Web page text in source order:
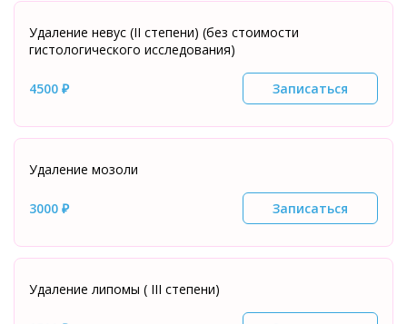
Удаление невус (II степени) (без стоимости
гистологического исследования)
4500 ₽ Записаться
Удаление мозоли
3000 ₽ Записаться
Удаление липомы ( III степени)